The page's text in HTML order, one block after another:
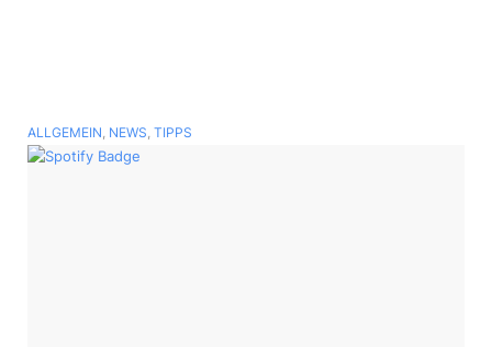
ALLGEMEIN, NEWS, TIPPS